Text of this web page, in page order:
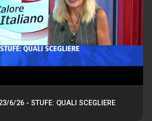
6/26 - STUFE: QUALI SCEGLIERE